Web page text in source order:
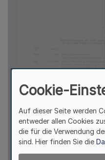
Cookie-
Auf dieser Seite werden
entweder allen Cookies
die für die Verwendung
sind. Hier finden Sie die